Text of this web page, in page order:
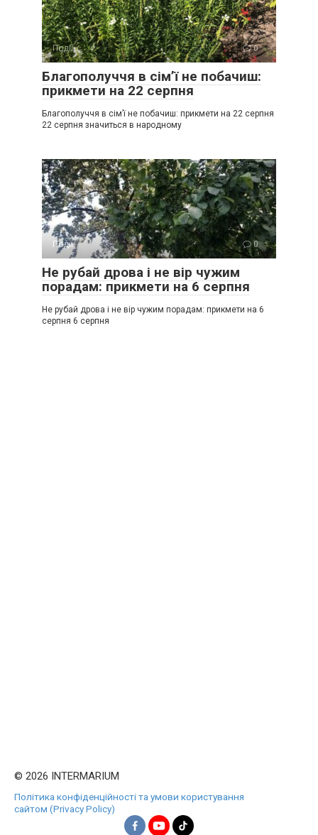
Події 0
Благополуччя в сім’ї не побачиш:
прикмети на 22 серпня
Благополуччя в сім’ї не побачиш: прикмети на 22 серпня
22 серпня значиться в народному
Події 0
Не рубай дрова і не вір чужим
порадам: прикмети на 6 серпня
Не рубай дрова і не вір чужим порадам: прикмети на 6
серпня 6 серпня
© 2026 INTERMARIUM
Політика конфіденційності та умови користування
сайтом (Privacy Policy)